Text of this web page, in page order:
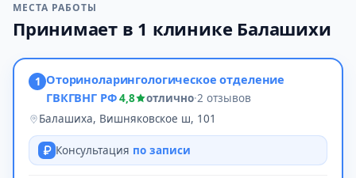
МЕСТА РАБОТЫ
Принимает в 1 клинике Балашихи
1 Оториноларингологическое отделение
ГВКГВНГ РФ4,8 отлично·2 отзывов
Балашиха, Вишняковское ш, 101
Консультация по записи